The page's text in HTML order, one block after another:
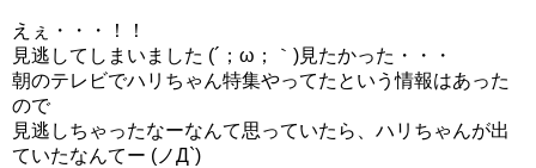
えぇ・・・！！
見逃してしまいました (´；ω；｀)見たかった・・・
朝のテレビでハリちゃん特集やってたという情報はあった
ので
見逃しちゃったなーなんて思っていたら、ハリちゃんが出
ていたなんてー (ノД`)